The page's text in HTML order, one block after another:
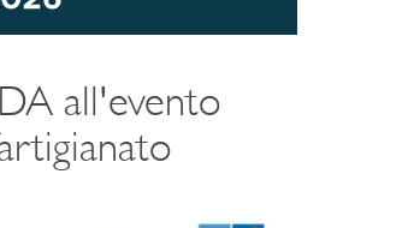
all'evento